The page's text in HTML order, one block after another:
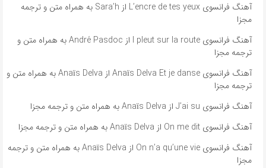
آهنگ فرانسوی L’encre de tes yeux از Sara’h به همراه متن و ترجمه
مجزا
آهنگ فرانسوی l pleut sur la route از André Pasdoc به همراه متن و
ترجمه مجزا
آهنگ فرانسوی Anaïs Delva Et je danse از Anaïs Delva به همراه متن و
ترجمه مجزا
آهنگ فرانسوی J’ai su از Anaïs Delva به همراه متن و ترجمه مجزا
آهنگ فرانسوی On me dit از Anaïs Delva به همراه متن و ترجمه مجزا
آهنگ فرانسوی On n’a qu’une vie از Anaïs Delva به همراه متن و ترجمه
مجزا